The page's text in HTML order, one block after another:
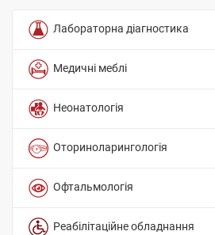
Лабораторна діагностика
Медичні меблі
Неонатологія
Оториноларингологія
Офтальмологія
Реабілітаційне обладнання